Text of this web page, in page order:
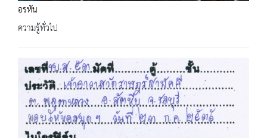
อรหัน
ความรู้ทั่วไป